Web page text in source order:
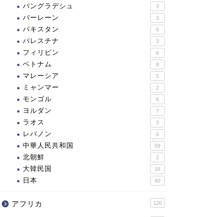
バングラデシュ 3
バーレーン 3
パキスタン 6
パレスチナ 3
フィリピン 6
ベトナム 8
マレーシア 5
ミャンマー 2
モンゴル 6
ヨルダン 7
ラオス 3
レバノン 6
中華人民共和国 59
北朝鮮 2
大韓民国 16
日本 40
アフリカ 120